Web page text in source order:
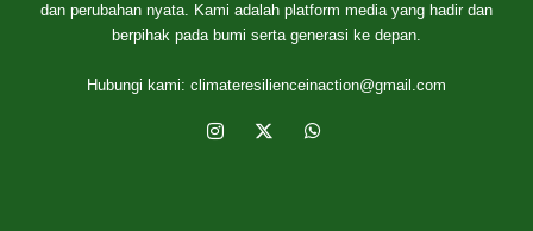
dan perubahan nyata. Kami adalah platform media yang hadir dan
berpihak pada bumi serta generasi ke depan.
Hubungi kami: climateresilienceinaction@gmail.com